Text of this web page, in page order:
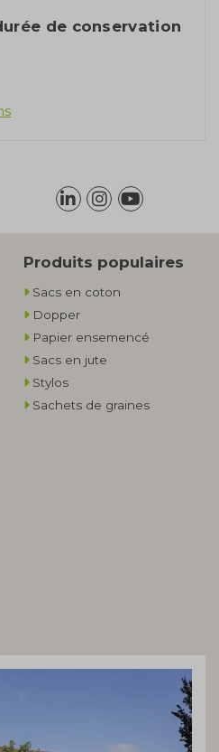
de conservation
Produits populaires
Sacs en coton
Dopper
Papier ensemencé
Sacs en jute
Stylos
Sachets de graines